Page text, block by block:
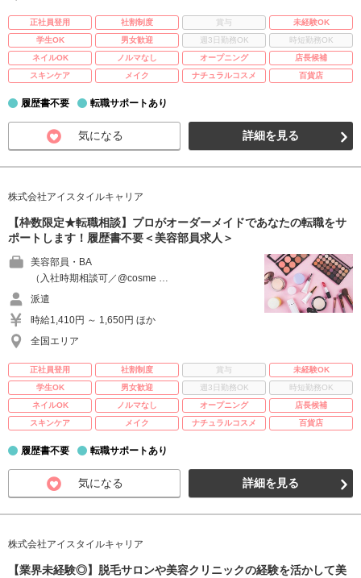
正社員登用 社割制度 賞与
未経験OK
学生OK
男女歓迎 週3日勤務OK
時短勤務OK
ネイルOK
ノルマなし オープニング
店長候補
スキンケア
メイク ナチュラルコスメ 百貨店
履歴書不要 転職サポートあり
気になる 詳細を見る
株式会社アイスタイルキャリア
【枠数限定★転職相談】プロがオーダーメイドであなたの転職をサ
ポートします！履歴書不要＜美容部員求人＞
美容部員・BA
（入社時期相談可／@cosme …
派遣
時給1,410円 ～ 1,650円 ほか
全国エリア
正社員登用 社割制度 賞与
未経験OK
学生OK
男女歓迎 週3日勤務OK
時短勤務OK
ネイルOK
ノルマなし オープニング
店長候補
スキンケア
メイク ナチュラルコスメ 百貨店
履歴書不要 転職サポートあり
気になる 詳細を見る
株式会社アイスタイルキャリア
【業界未経験◎】脱毛サロンや美容クリニックの経験を活かして美